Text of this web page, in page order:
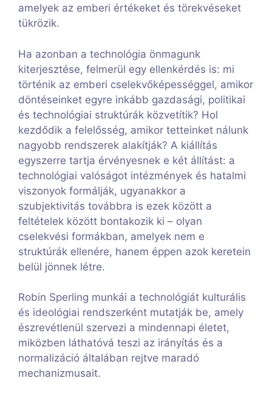
amelyek az emberi értékeket és törekvéseket
tükrözik.
Ha azonban a technológia önmagunk
kiterjesztése, felmerül egy ellenkérdés is: mi
történik az emberi cselekvőképességgel, amikor
döntéseinket egyre inkább gazdasági, politikai
és technológiai struktúrák közvetítik? Hol
kezdődik a felelősség, amikor tetteinket nálunk
nagyobb rendszerek alakítják? A kiállítás
egyszerre tartja érvényesnek e két állítást: a
technológiai valóságot intézmények és hatalmi
viszonyok formálják, ugyanakkor a
szubjektivitás továbbra is ezek között a
feltételek között bontakozik ki – olyan
cselekvési formákban, amelyek nem e
struktúrák ellenére, hanem éppen azok keretein
belül jönnek létre.
Robin Sperling munkái a technológiát kulturális
és ideológiai rendszerként mutatják be, amely
észrevétlenül szervezi a mindennapi életet,
miközben láthatóvá teszi az irányítás és a
normalizáció általában rejtve maradó
mechanizmusait.